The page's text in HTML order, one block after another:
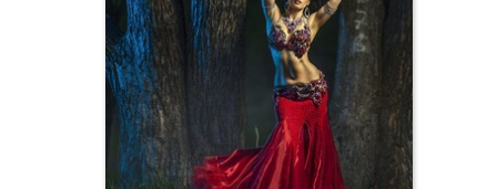
Неповторимая красота
классического ар...